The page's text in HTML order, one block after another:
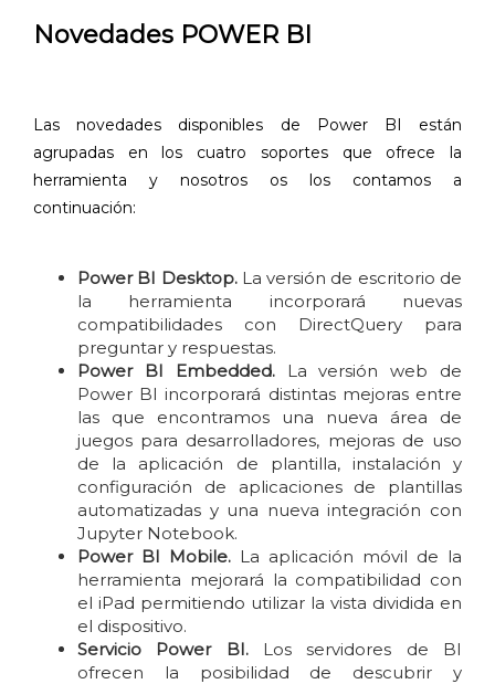
Novedades POWER BI
Las novedades disponibles de Power BI están
agrupadas en los cuatro soportes que ofrece la
herramienta y nosotros os los contamos a
continuación:
Power BI Desktop.La versión de escritorio de
la herramienta incorporará nuevas
compatibilidades con DirectQuery para
preguntar y respuestas.
Power BI Embedded.La versión web de
Power BI incorporará distintas mejoras entre
las que encontramos una nueva área de
juegos para desarrolladores, mejoras de uso
de la aplicación de plantilla, instalación y
configuración de aplicaciones de plantillas
automatizadas y una nueva integración con
Jupyter Notebook.
Power BI Mobile. La aplicación móvil de la
herramienta mejorará la compatibilidad con
el iPad permitiendo utilizar la vista dividida en
el dispositivo.
Servicio Power BI.Los servidores de BI
ofrecen la posibilidad de descubrir y